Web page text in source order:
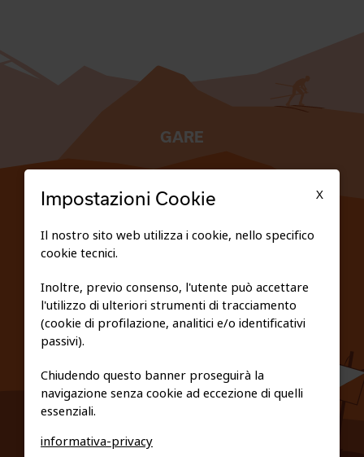
GARE
PRIVACY E COOKIE POLICY
X
Impostazioni Cookie
Il nostro sito web utilizza i cookie, nello specifico
cookie tecnici.
Inoltre, previo consenso, l'utente può accettare
l'utilizzo di ulteriori strumenti di tracciamento
(cookie di profilazione, analitici e/o identificativi
passivi).
Chiudendo questo banner proseguirà la
navigazione senza cookie ad eccezione di quelli
essenziali.
informativa-privacy